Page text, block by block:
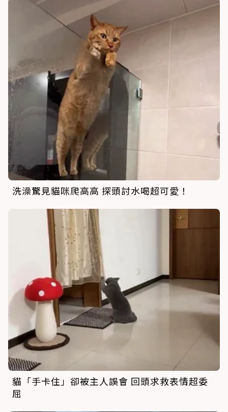
洗澡驚見貓咪爬高高 探頭討水喝超可愛！
貓「手卡住」卻被主人誤會 回頭求救表情超委
屈